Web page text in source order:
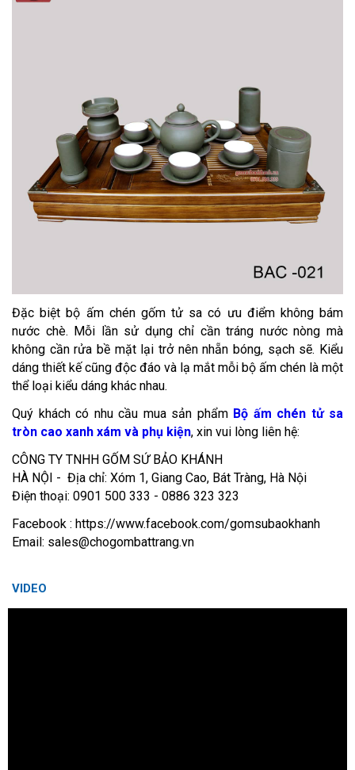
Đặc biệt bộ ấm chén gốm tử sa có ưu điểm không bám
nước chè. Mỗi lần sử dụng chỉ cần tráng nước nòng mà
không cần rửa bề mặt lại trở nên nhẵn bóng, sạch sẽ. Kiểu
dáng thiết kế cũng độc đáo và lạ mắt mỗi bộ ấm chén là một
thể loại kiểu dáng khác nhau.
Quý khách có nhu cầu mua sản phẩm Bộ ấm chén tử sa
tròn cao xanh xám và phụ kiện, xin vui lòng liên hệ:
CÔNG TY TNHH GỐM SỨ BẢO KHÁNH
HÀ NỘI - Địa chỉ: Xóm 1, Giang Cao, Bát Tràng, Hà Nội
Điện thoại: 0901 500 333 - 0886 323 323
Facebook : https://www.facebook.com/gomsubaokhanh
Email: sales@chogombattrang.vn
VIDEO